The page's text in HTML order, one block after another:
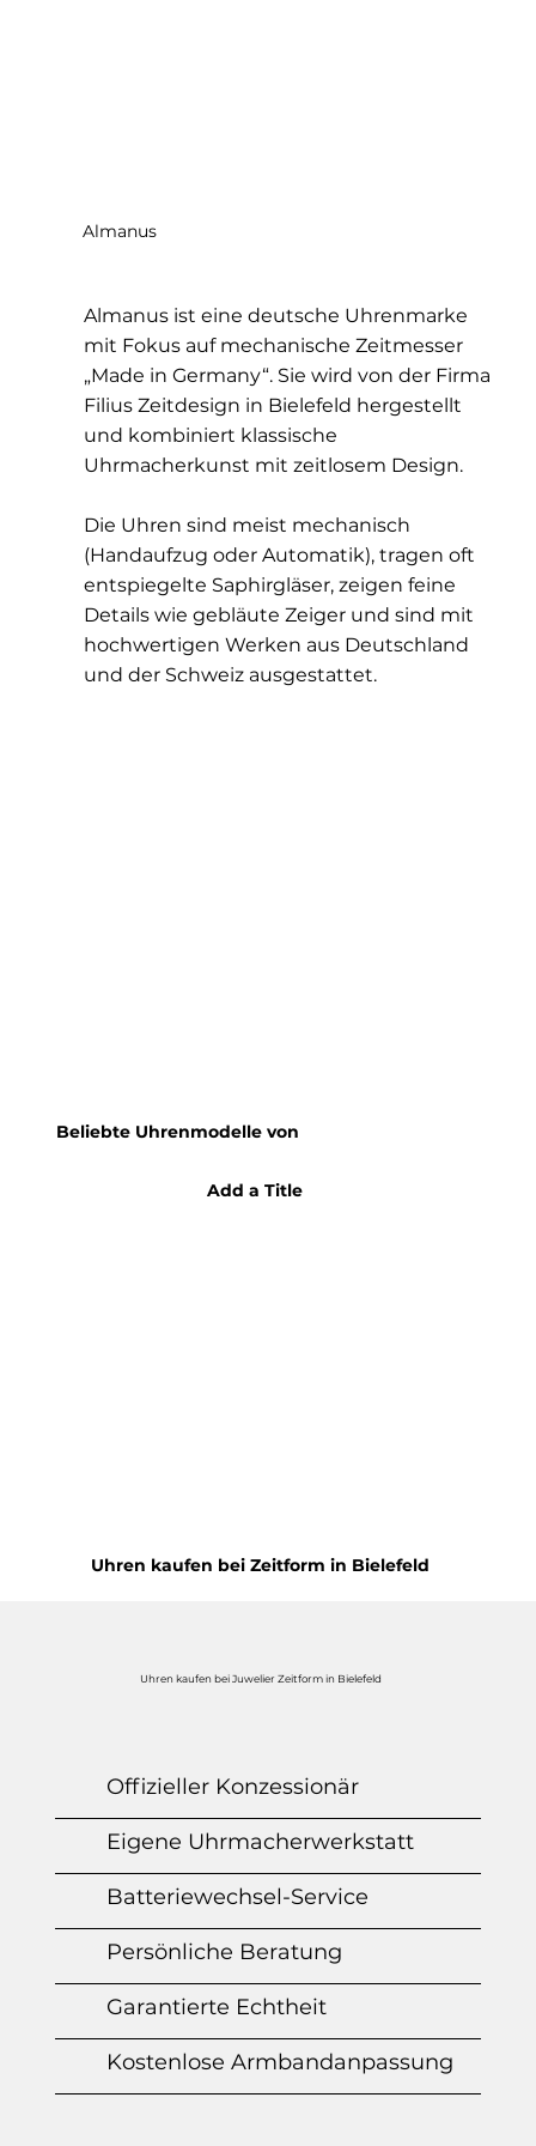
Almanus
Almanus ist eine deutsche Uhrenmarke
mit Fokus auf mechanische Zeitmesser
„Made in Germany“. Sie wird von der Firma
Filius Zeitdesign in Bielefeld hergestellt
und kombiniert klassische
Uhrmacherkunst mit zeitlosem Design.
Die Uhren sind meist mechanisch
(Handaufzug oder Automatik), tragen oft
entspiegelte Saphirgläser, zeigen feine
Details wie gebläute Zeiger und sind mit
hochwertigen Werken aus Deutschland
und der Schweiz ausgestattet.
Add a Title
Beliebte Uhrenmodelle von
Uhren kaufen bei Zeitform in Bielefeld
Uhren kaufen bei Juwelier Zeitform in Bielefeld
Offizieller Konzessionär
Eigene Uhrmacherwerkstatt
Batteriewechsel-Service
Persönliche Beratung
Garantierte Echtheit
Kostenlose Armbandanpassung